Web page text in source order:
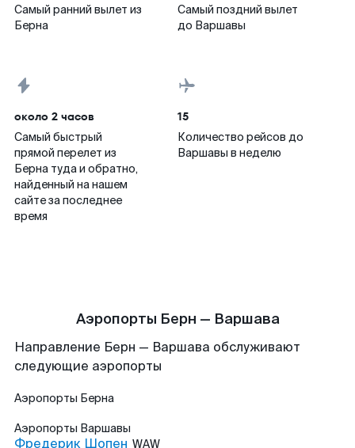
Самый ранний вылет из
Берна
Самый поздний вылет
до Варшавы
около 2 часов
Самый быстрый
прямой перелет из
Берна туда и обратно,
найденный на нашем
сайте за последнее
время
15
Количество рейсов до
Варшавы в неделю
Аэропорты Берн — Варшава
Направление Берн — Варшава обслуживают
следующие аэропорты
Аэропорты Берна
Аэропорты Варшавы
Фредерик Шопен WAW